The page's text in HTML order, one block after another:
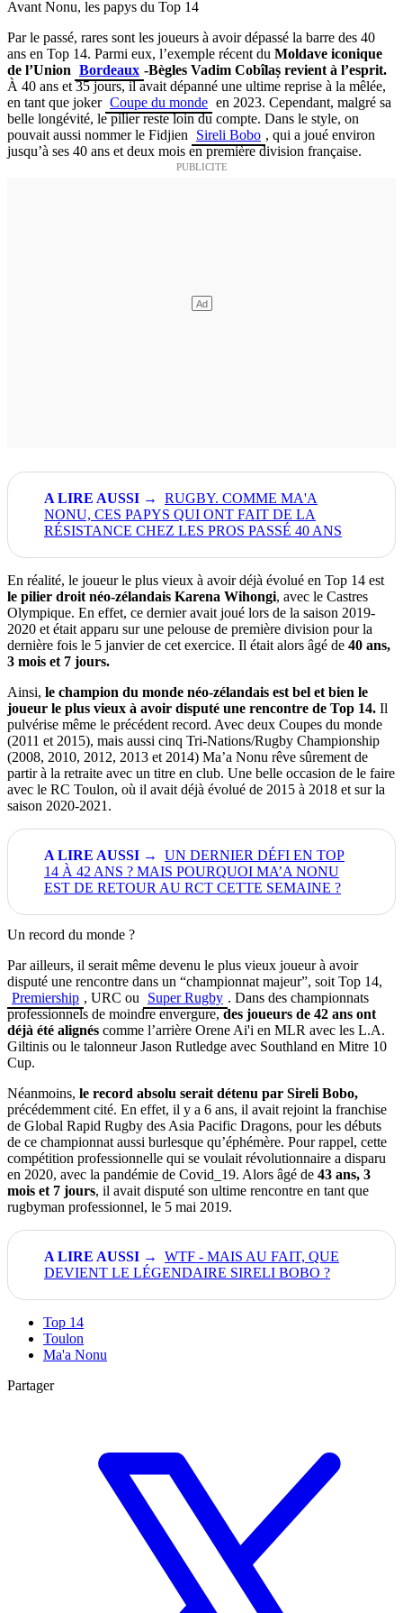
Avant Nonu, les papys du Top 14
Par le passé, rares sont les joueurs à avoir dépassé la barre des 40
ans en Top 14. Parmi eux, l’exemple récent du Moldave iconique
de l’Union Bordeaux -Bègles Vadim Cobîlaș revient à l’esprit.
À 40 ans et 35 jours, il avait dépanné une ultime reprise à la mêlée,
en tant que joker Coupe du monde en 2023. Cependant, malgré sa
belle longévité, le pilier reste loin du compte. Dans le style, on
pouvait aussi nommer le Fidjien
Sireli Bobo , qui a joué environ
jusqu’à ses 40 ans et deux mois en première division française.
RUGBY. COMME MA'A
NONU, CES PAPYS QUI ONT FAIT DE LA
RÉSISTANCE CHEZ LES PROS PASSÉ 40 ANS
En réalité, le joueur le plus vieux à avoir déjà évolué en Top 14 est
le pilier droit néo-zélandais Karena Wihongi, avec le Castres
Olympique. En effet, ce dernier avait joué lors de la saison 2019-
2020 et était apparu sur une pelouse de première division pour la
dernière fois le 5 janvier de cet exercice. Il était alors âgé de 40 ans,
3 mois et 7 jours.
Ainsi, le champion du monde néo-zélandais est bel et bien le
joueur le plus vieux à avoir disputé une rencontre de Top 14. Il
pulvérise même le précédent record. Avec deux Coupes du monde
(2011 et 2015), mais aussi cinq Tri-Nations/Rugby Championship
(2008, 2010, 2012, 2013 et 2014) Ma’a Nonu rêve sûrement de
partir à la retraite avec un titre en club. Une belle occasion de le faire
avec le RC Toulon, où il avait déjà évolué de 2015 à 2018 et sur la
saison 2020-2021.
UN DERNIER DÉFI EN TOP
14 À 42 ANS ? MAIS POURQUOI MA’A NONU
EST DE RETOUR AU RCT CETTE SEMAINE ?
Un record du monde ?
Par ailleurs, il serait même devenu le plus vieux joueur à avoir
disputé une rencontre dans un “championnat majeur”, soit Top 14,
Premiership , URC ou Super Rugby . Dans des championnats
professionnels de moindre envergure,des joueurs de 42 ans ont
déjà été alignés comme l’arrière Orene Ai'i en MLR avec les L.A.
Giltinis ou le talonneur Jason Rutledge avec Southland en Mitre 10
Cup.
Néanmoins, le record absolu serait détenu par Sireli Bobo,
précédemment cité. En effet, il y a 6 ans, il avait rejoint la franchise
de Global Rapid Rugby des Asia Pacific Dragons, pour les débuts
de ce championnat aussi burlesque qu’éphémère. Pour rappel, cette
compétition professionnelle qui se voulait révolutionnaire a disparu
en 2020, avec la pandémie de Covid_19. Alors âgé de 43 ans, 3
mois et 7 jours, il avait disputé son ultime rencontre en tant que
rugbyman professionnel, le 5 mai 2019.
WTF - MAIS AU FAIT, QUE
DEVIENT LE LÉGENDAIRE SIRELI BOBO ?
Top 14
Toulon
Ma'a Nonu
Partager